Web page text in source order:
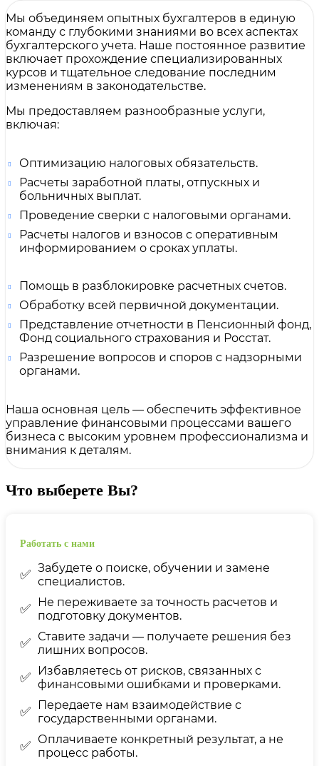
Мы объединяем опытных бухгалтеров в единую
команду с глубокими знаниями во всех аспектах
бухгалтерского учета. Наше постоянное развитие
включает прохождение специализированных
курсов и тщательное следование последним
изменениям в законодательстве.
Мы предоставляем разнообразные услуги,
включая:
Оптимизацию налоговых обязательств.
Расчеты заработной платы, отпускных и
больничных выплат.
Проведение сверки с налоговыми органами.
Расчеты налогов и взносов с оперативным
информированием о сроках уплаты.
Помощь в разблокировке расчетных счетов.
Обработку всей первичной документации.
Представление отчетности в Пенсионный фонд,
Фонд социального страхования и Росстат.
Разрешение вопросов и споров с надзорными
органами.
Наша основная цель — обеспечить эффективное
управление финансовыми процессами вашего
бизнеса с высоким уровнем профессионализма и
внимания к деталям.
Что выберете Вы?
Работать с нами
✅ Забудете о поиске, обучении и замене
специалистов.
✅ Не переживаете за точность расчетов и
подготовку документов.
✅ Ставите задачи — получаете решения без
лишних вопросов.
✅ Избавляетесь от рисков, связанных с
финансовыми ошибками и проверками.
✅ Передаете нам взаимодействие с
государственными органами.
✅ Оплачиваете конкретный результат, а не
процесс работы.